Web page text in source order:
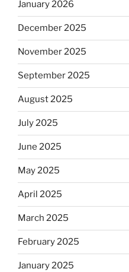
January 2026
December 2025
November 2025
September 2025
August 2025
July 2025
June 2025
May 2025
April 2025
March 2025
February 2025
January 2025